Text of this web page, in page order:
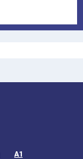
А1